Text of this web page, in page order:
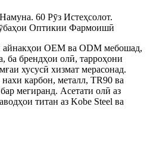
60 Рӯз Истеҳсолот.
Оптикии Фармоишӣ
айнакҳои OEM ва ODM мебошад,
ба брендҳои олӣ, тарроҳони
хусусӣ хизмат мерасонад.
карбон, металл, TR90 ва
мегиранд. Асетати олӣ аз
титан аз Kobe Steel ва